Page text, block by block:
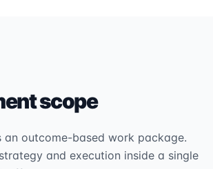
scope
an outcome-based work package.
and execution inside a single